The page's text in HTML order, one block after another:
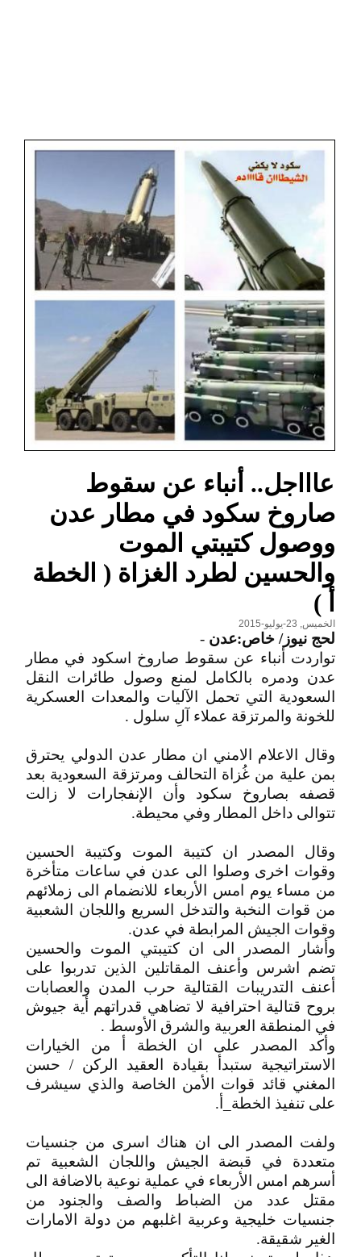
عاااجل.. أنباء عن سقوط
صاروخ سكود في مطار عدن
ووصول كتيبتي الموت
والحسين لطرد الغزاة ( الخطة
أ )
الخميس, 23-يوليو-2015
لحج نيوز/ خاص:عدن -
تواردت أنباء عن سقوط صاروخ اسكود في مطار
عدن ودمره بالكامل لمنع وصول طائرات النقل
السعودية التي تحمل الآليات والمعدات العسكرية
للخونة والمرتزقة عملاء آلِ سلول .
وقال الاعلام الامني ان مطار عدن الدولي يحترق
بمن علية من غُزاة التحالف ومرتزقة السعودية بعد
قصفه بصاروخ سكود وأن الإنفجارات لا زالت
تتوالى داخل المطار وفي محيطة.
وقال المصدر ان كتيبة الموت وكتيبة الحسين
وقوات اخرى وصلوا الى عدن في ساعات متأخرة
من مساء يوم امس الأربعاء للانضمام الى زملائهم
من قوات النخبة والتدخل السريع واللجان الشعبية
وقوات الجيش المرابطة في عدن.
وأشار المصدر الى ان كتيبتي الموت والحسين
تضم اشرس وأعنف المقاتلين الذين تدربوا على
أعنف التدريبات القتالية حرب المدن والعصابات
بروح قتالية احترافية لا تضاهي قدراتهم أية جيوش
في المنطقة العربية والشرق الأوسط .
وأكد المصدر على ان الخطة أ من الخيارات
الاستراتيجية ستبدأ بقيادة العقيد الركن / حسن
المغني قائد قوات الأمن الخاصة والذي سيشرف
على تنفيذ الخطة_أ.
ولفت المصدر الى ان هناك اسرى من جنسيات
متعددة في قبضة الجيش واللجان الشعبية تم
أسرهم امس الأربعاء في عملية نوعية بالاضافة الى
مقتل عدد من الضباط والصف والجنود من
جنسيات خليجية وعربية اغلبهم من دولة الامارات
الغير شقيقة.